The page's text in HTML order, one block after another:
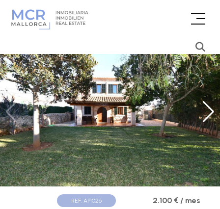
REF. AP1026 2.100 € / mes